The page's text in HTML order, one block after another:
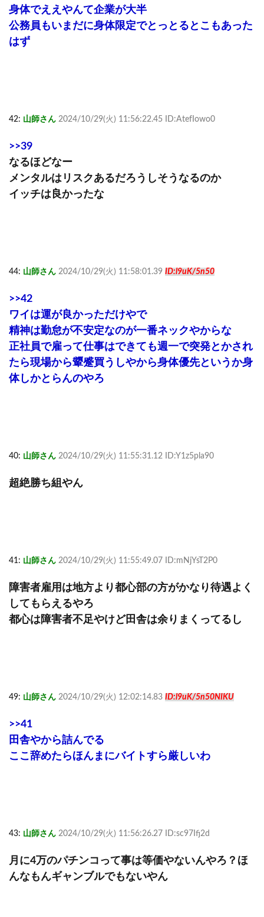
身体でええやんて企業が大半
公務員もいまだに身体限定でとっとるとこもあった
はず
42: 山師さん 2024/10/29(火) 11:56:22.45 ID:AtefIowo0
>>39
なるほどなー
メンタルはリスクあるだろうしそうなるのか
イッチは良かったな
44: 山師さん 2024/10/29(火) 11:58:01.39 ID:l9uK/5n50
>>42
ワイは運が良かっただけやで
精神は勤怠が不安定なのが一番ネックやからな
正社員で雇って仕事はできても週一で突発とかされ
たら現場から顰蹙買うしやから身体優先というか身
体しかとらんのやろ
40: 山師さん 2024/10/29(火) 11:55:31.12 ID:Y1z5pla90
超絶勝ち組やん
41: 山師さん 2024/10/29(火) 11:55:49.07 ID:mNjYsT2P0
障害者雇用は地方より都心部の方がかなり待遇よく
してもらえるやろ
都心は障害者不足やけど田舎は余りまくってるし
49: 山師さん 2024/10/29(火) 12:02:14.83 ID:l9uK/5n50NIKU
>>41
田舎やから詰んでる
ここ辞めたらほんまにバイトすら厳しいわ
43: 山師さん 2024/10/29(火) 11:56:26.27 ID:sc97Ifj2d
月に4万のパチンコって事は等価やないんやろ？ほ
んなもんギャンブルでもないやん